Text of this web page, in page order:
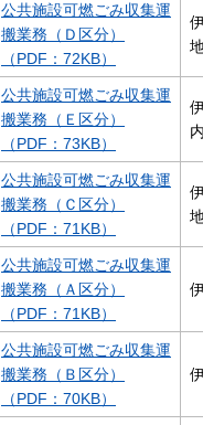
公共施設可燃ごみ収集運
搬業務（Ｄ区分）
（PDF：72KB）
公共施設可燃ごみ収集運
搬業務（Ｅ区分）
（PDF：73KB）
内
公共施設可燃ごみ収集運
搬業務（Ｃ区分）
（PDF：71KB）
公共施設可燃ごみ収集運
搬業務（Ａ区分）
（PDF：71KB）
公共施設可燃ごみ収集運
搬業務（Ｂ区分）
（PDF：70KB）